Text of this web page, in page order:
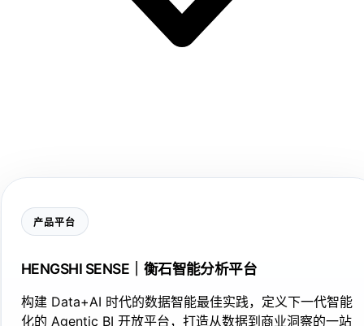
产品平台
HENGSHI SENSE｜衡石智能分析平台
构建 Data+AI 时代的数据智能最佳实践，定义下一代智能
化的 Agentic BI 开放平台，打造从数据到商业洞察的一站